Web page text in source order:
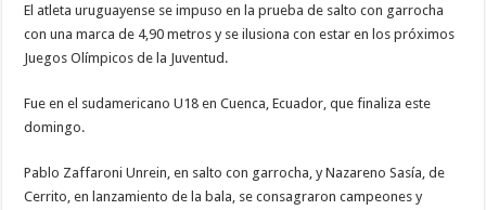
El atleta uruguayense se impuso en la prueba de salto con garrocha
con una marca de 4,90 metros y se ilusiona con estar en los próximos
Juegos Olímpicos de la Juventud.
Fue en el sudamericano U18 en Cuenca, Ecuador, que finaliza este
domingo.
Pablo Zaffaroni Unrein, en salto con garrocha, y Nazareno Sasía, de
Cerrito, en lanzamiento de la bala, se consagraron campeones y